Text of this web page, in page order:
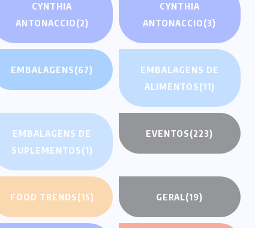
CYNTHIA
ANTONACCIO(2)
CYNTHIA
ANTONACCIO(3)
EMBALAGENS(67)
EMBALAGENS DE
ALIMENTOS(11)
EMBALAGENS DE
SUPLEMENTOS(1)
EVENTOS(223)
FOOD TRENDS(15) GERAL(19)